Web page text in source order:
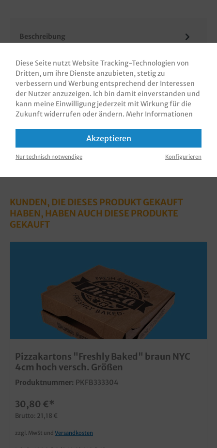
Beschreibung
Take away Karton, braun, Kraft/Kraft, NYC, 4cm
hoch, 100 Stück in VE, ve…Mehr
Bewertungen
Informationen zur Produktsicherheit
KUNDEN, DIE DIESES PRODUKT GEKAUFT
HABEN, HABEN AUCH DIESE PRODUKTE
GEKAUFT
Pizzakartons "Freshly Baked" braun NYC
4cm hoch versch. Größen
Produktnummer: PKFB333304
30,80 €*
Brutto: 21,18 €
zzgl. MwSt und Versandkosten
Diese Seite nutzt Website Tracking-Technologien von
Dritten, um ihre Dienste anzubieten, stetig zu
verbessern und Werbung entsprechend der Interessen
der Nutzer anzuzeigen. Ich bin damit einverstanden und
kann meine Einwilligung jederzeit mit Wirkung für die
Zukunft widerrufen oder ändern. Mehr Informationen
Akzeptieren
Nur technisch notwendige Konfigurieren